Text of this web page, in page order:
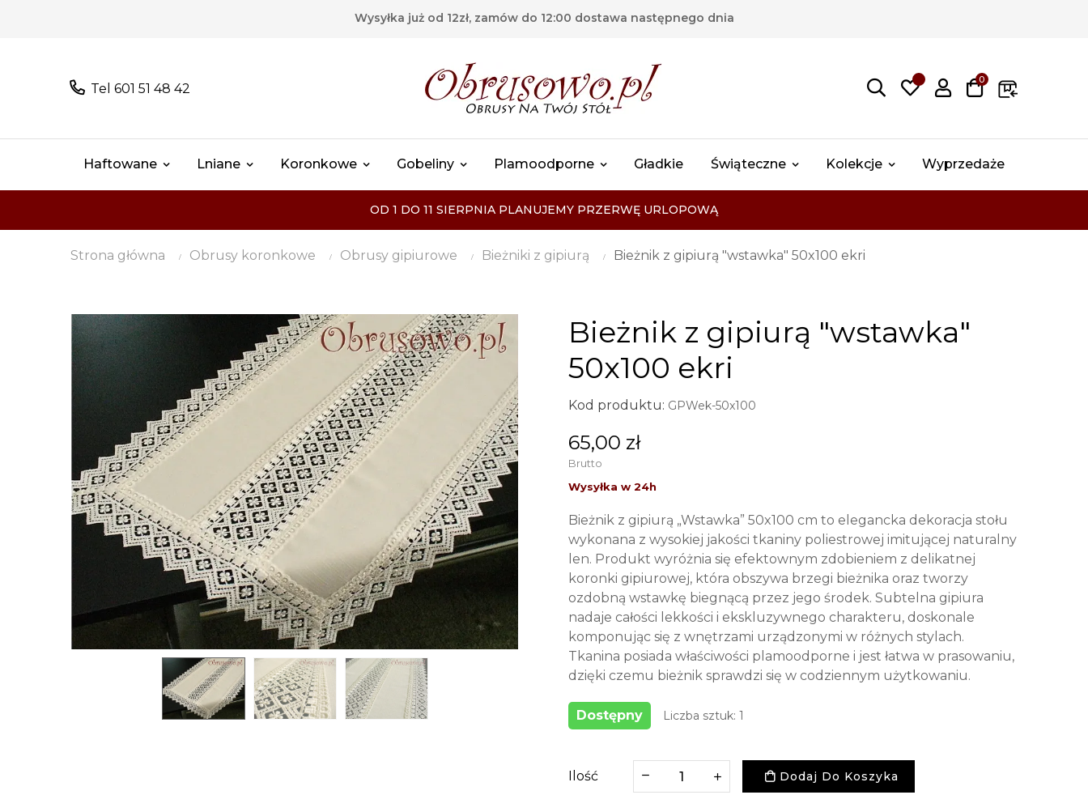
Wysyłka już od 12zł, zamów do 12:00 dostawa następnego dnia
Tel 601 51 48 42
0
Haftowane Lniane Koronkowe Gobeliny Plamoodporne Gładkie Świąteczne Kolekcje Wyprzedaże
OD 1 DO 11 SIERPNIA PLANUJEMY PRZERWĘ URLOPOWĄ
Strona główna Obrusy koronkowe Obrusy gipiurowe Bieżniki z gipiurą Bieżnik z gipiurą "wstawka" 50x100 ekri
Bieżnik z gipiurą "wstawka"
50x100 ekri
Kod produktu: GPWek-50x100
65,00 zł
Brutto
Bieżnik z gipiurą „Wstawka” 50x100 cm to elegancka dekoracja stołu
wykonana z wysokiej jakości tkaniny poliestrowej imitującej naturalny
len. Produkt wyróżnia się efektownym zdobieniem z delikatnej
koronki gipiurowej, która obszywa brzegi bieżnika oraz tworzy
ozdobną wstawkę biegnącą przez jego środek. Subtelna gipiura
nadaje całości lekkości i ekskluzywnego charakteru, doskonale
komponując się z wnętrzami urządzonymi w różnych stylach.
Tkanina posiada właściwości plamoodporne i jest łatwa w prasowaniu,
dzięki czemu bieżnik sprawdzi się w codziennym użytkowaniu.
Dostępny Liczba sztuk: 1
Ilość Dodaj Do Koszyka